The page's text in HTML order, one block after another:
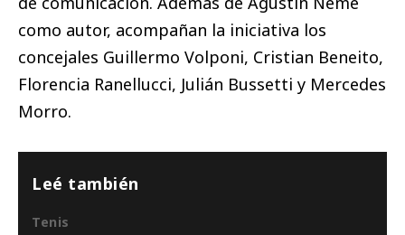
como autor, acompañan la iniciativa los
concejales Guillermo Volponi, Cristian Beneito,
Florencia Ranellucci, Julián Bussetti y Mercedes
Morro.
Leé también
Tenis